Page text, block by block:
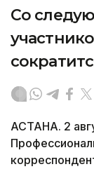
Со
АСТАНА. 2